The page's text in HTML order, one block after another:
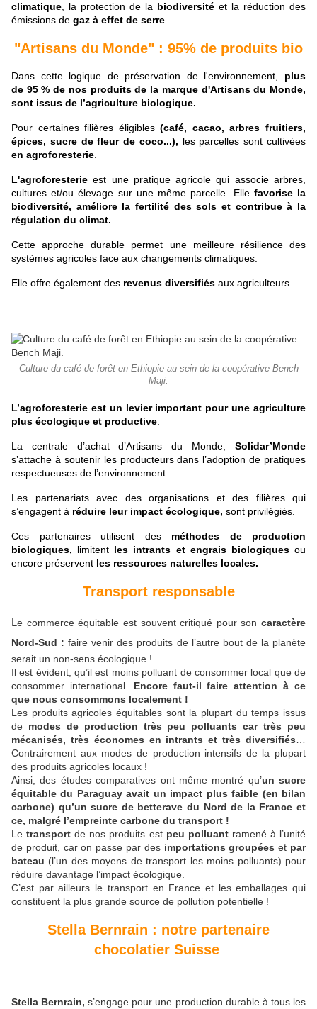
climatique , la protection de la biodiversité et la réduction des
émissions de gaz à effet de serre
"Artisans du Monde" : 95% de produits bio
Dans cette logique de préservation de l'environnement, plus
de 95 % de nos produits de la marque d'Artisans du Monde,
sont issus de l’agriculture biologique.
Pour certaines filières éligibles(café, cacao, arbres fruitiers,
épices, sucre de fleur de coco...), les parcelles sont cultivées
en agroforesterie
L'agroforesterie est une pratique agricole qui associe arbres,
cultures et/ou élevage sur une même parcelle. Elle favorise la
biodiversité, améliore la fertilité des sols et contribue à la
régulation du climat.
Cette approche durable permet une meilleure résilience des
systèmes agricoles face aux changements climatiques.
Elle offre également des revenus diversifiés aux agriculteurs.
Culture du café de forêt en Ethiopie au sein de la coopérative Bench
Maji.
L’agroforesterie est un levier important pour une agriculture
plus écologique et productive
La centrale d’achat d’Artisans du Monde,
Solidar’Monde
s’attache à soutenir les producteurs dans l’adoption de pratiques
respectueuses de l’environnement.
Les partenariats avec des organisations et des filières qui
s’engagent à réduire leur impact écologique, sont privilégiés.
Ces partenaires utilisent desméthodes de production
biologiques, limitent les intrants et engrais biologiquesou
encore préservent les ressources naturelles locales.
Transport responsable
Le commerce équitable est souvent critiqué pour son caractère
Nord-Sud :faire venir des produits de l’autre bout de la planète
serait un non-sens écologique !
Il est évident, qu’il est moins polluant de consommer local que de
consommer international. Encore faut-il faire attention à ce
que nous consommons localement !
Les produits agricoles équitables sont la plupart du temps issus
de modes de production très peu polluants car très peu
mécanisés, très économes en intrants et très diversifiés
Contrairement aux modes de production intensifs de la plupart
des produits agricoles locaux !
Ainsi, des études comparatives ont même montré qu’un sucre
équitable du Paraguay avait un impact plus faible (en bilan
carbone) qu’un sucre de betterave du Nord de la France et
ce, malgré l’empreinte carbone du transport !
Letransport de nos produits est peu polluantramené à l’unité
de produit, car on passe par desimportations groupées et par
bateau (l’un des moyens de transport les moins polluants) pour
réduire davantage l’impact écologique.
C’est par ailleurs le transport en France et les emballages qui
constituent la plus grande source de pollution potentielle !
Stella Bernrain : notre partenaire
chocolatier Suisse
Stella Bernrain,s’engage pour une production durable à tous les